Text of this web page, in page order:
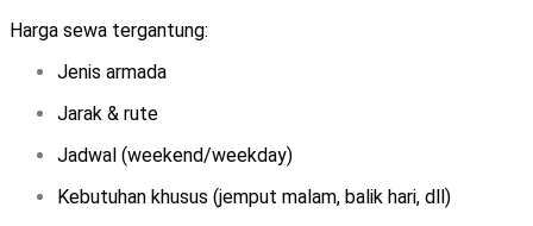
Harga sewa tergantung:
Jenis armada
Jarak & rute
Jadwal (weekend/weekday)
Kebutuhan khusus (jemput malam, balik hari, dll)